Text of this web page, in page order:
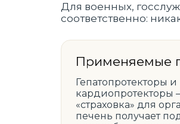
Для военных,
соответственно:
Применяемые
Гепатопротекторы и
кардиопротекторы
«страховка» для
печень получает